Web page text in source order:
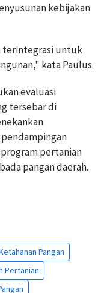
kebijakan
terintegrasi untuk
kata Paulus.
evaluasi
tersebar di
pertanian
pangan daerah.
Pangan
Pertanian